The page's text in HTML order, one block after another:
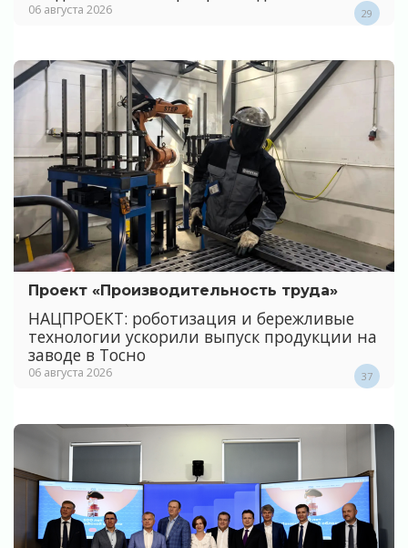
06 августа 2026 29
Проект «Производительность труда»
НАЦПРОЕКТ: роботизация и бережливые
технологии ускорили выпуск продукции на
заводе в Тосно
06 августа 2026 37